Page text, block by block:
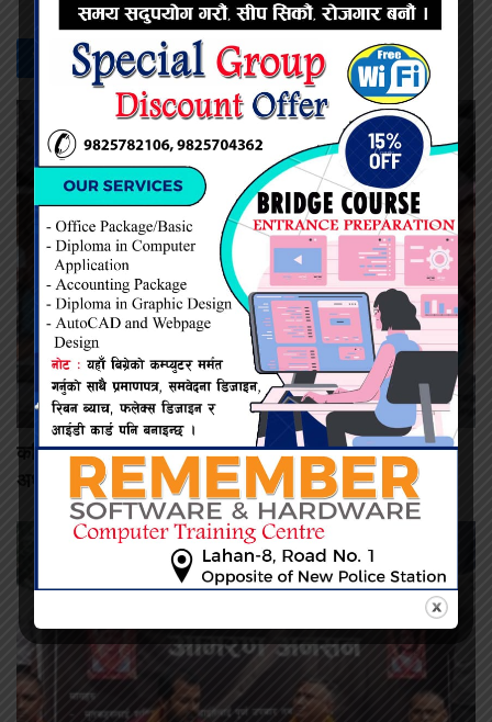
सम्बन्धित -समाचार
कमिशन नदिँदा दुःख दिइयो’ भन्ने सहकारी सञ्चालकको आरोप, वडा
अध्यक्षद्वारा अस्वीकार